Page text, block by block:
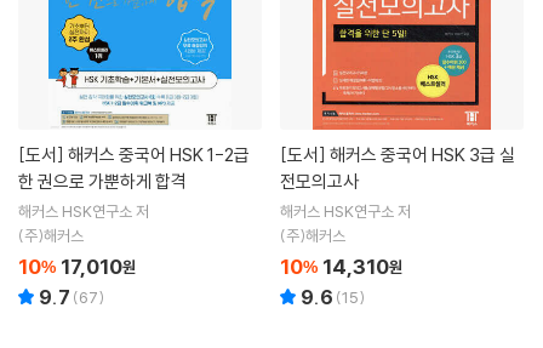
[도서]
한 권으로 가뿐하게 합격
해커스 HSK연구소 저
(주)해커스
10% 17,010원
9.7 (67)
[도서]
전모의고사
해커스 HSK연구소 저
(주)해커스
10% 14,310원
9.6 (15)